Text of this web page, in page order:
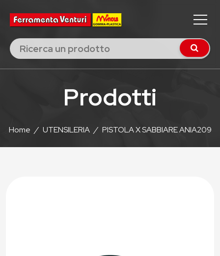
Prodotti
Home / UTENSILERIA / PISTOLA X SABBIARE ANIA209